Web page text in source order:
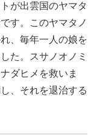
が出雲国のヤマタ
す。このヤマタノ
、毎年一人の娘を
た。スサノオノミ
ダヒメを救いま
、それを退治する